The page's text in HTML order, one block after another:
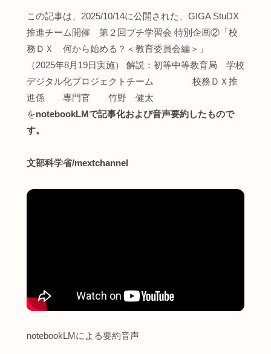
この記事は、2025/10/14に公開された、GIGA StuDX
推進チーム開催 第２回プチ学習会 特別企画②「校
務ＤＸ 何から始める？＜教育委員会編＞」
（2025年8月19日実施） 解説：初等中等教育局 学校
デジタル化プロジェクトチーム 校務ＤＸ推
進係 専門官 竹野 健太
をnotebookLMで記事化および音声要約したもので
す。
文部科学省/mextchannel
notebookLMによる要約音声